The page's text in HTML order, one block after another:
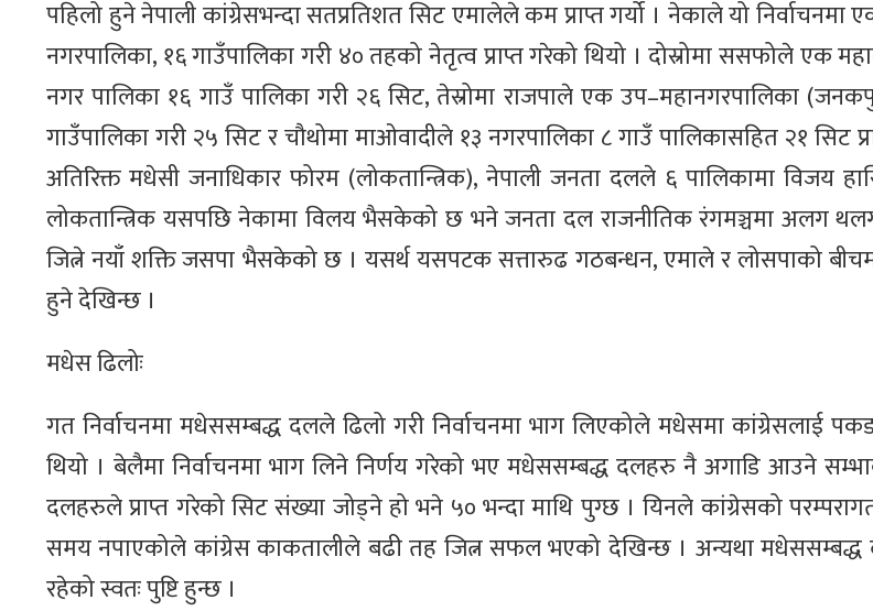
पहिलो हुने नेपाली कांग्रेसभन्दा सतप्रतिशत सिट एमालेले कम प्राप्त गर्यो । नेकाले यो
नगरपालिका, १६ गाउँपालिका गरी ४० तहको नेतृत्व प्राप्त गरेको थियो । दोस्रोमा ससफोले एक
नगर पालिका १६ गाउँ पालिका गरी २६ सिट, तेस्रोमा राजपाले एक उप–महानगरपालिका
गाउँपालिका गरी २५ सिट र चौथोमा माओवादीले १३ नगरपालिका ८ गाउँ पालिकासहित २१ सिट
अतिरिक्त मधेसी जनाधिकार फोरम (लोकतान्त्रिक), नेपाली जनता दलले ६ पालिकामा विजय
लोकतान्त्रिक यसपछि नेकामा विलय भैसकेको छ भने जनता दल राजनीतिक रंगमञ्चमा अलग
जित्ने नयाँ शक्ति जसपा भैसकेको छ । यसर्थ यसपटक सत्तारुढ गठबन्धन, एमाले र लोसपाको बीचमा
हुने देखिन्छ ।
मधेस ढिलोः
गत निर्वाचनमा मधेससम्बद्ध दलले ढिलो गरी निर्वाचनमा भाग लिएकोले मधेसमा कांग्रेसलाई
थियो । बेलैमा निर्वाचनमा भाग लिने निर्णय गरेको भए मधेससम्बद्ध दलहरु नै अगाडि आउने
दलहरुले प्राप्त गरेको सिट संख्या जोड्ने हो भने ५० भन्दा माथि पुग्छ । यिनले कांग्रेसको
समय नपाएकोले कांग्रेस काकतालीले बढी तह जित्न सफल भएको देखिन्छ । अन्यथा
रहेको स्वतः पुष्टि हुन्छ ।